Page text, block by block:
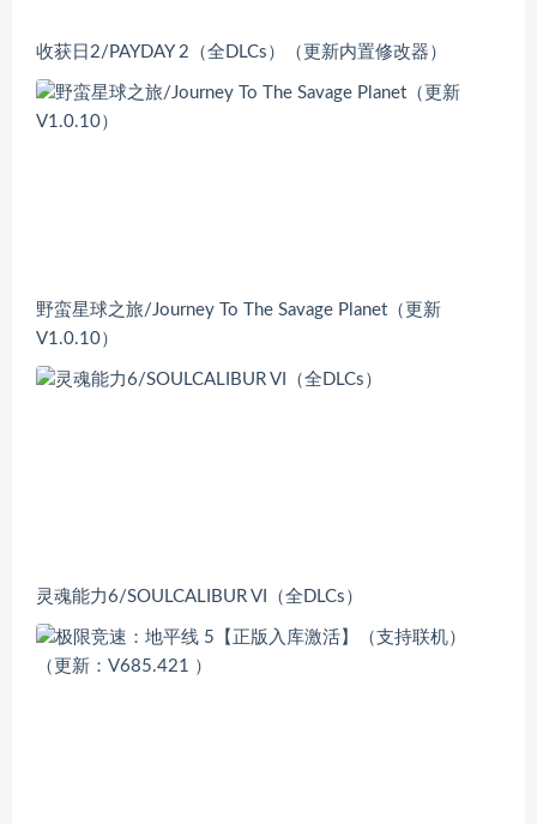
收获日2/PAYDAY 2（全DLCs）（更新内置修改器）
野蛮星球之旅/Journey To The Savage Planet（更新
V1.0.10）
灵魂能力6/SOULCALIBUR VI（全DLCs）